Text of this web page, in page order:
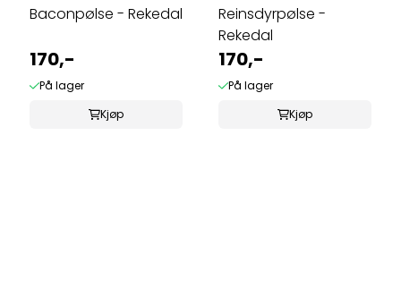
Baconpølse - Rekedal
170,-
På lager
Kjøp
Reinsdyrpølse -
Rekedal
170,-
På lager
Kjøp